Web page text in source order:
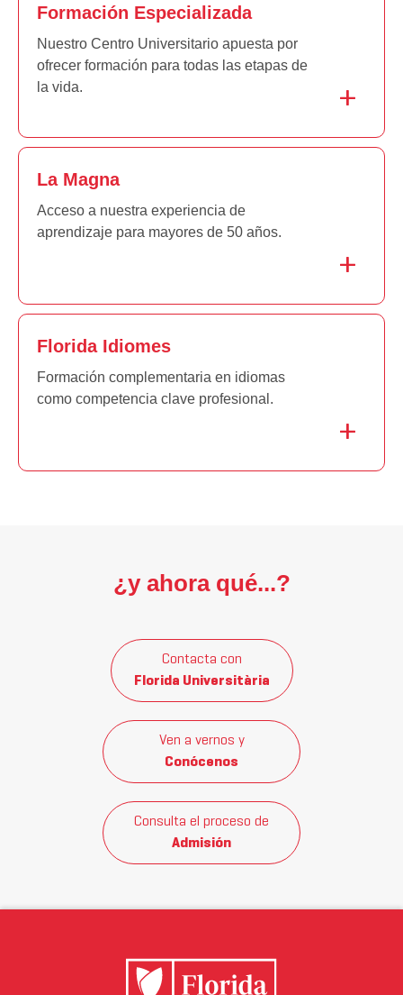
Formación Especializada
Nuestro Centro Universitario apuesta por
ofrecer formación para todas las etapas de
la vida.
La Magna
Acceso a nuestra experiencia de
aprendizaje para mayores de 50 años.
Florida Idiomes
Formación complementaria en idiomas
como competencia clave profesional.
¿y ahora qué...?
Contacta con
Florida Universitària
Ven a vernos y
Conócenos
Consulta el proceso de
Admisión